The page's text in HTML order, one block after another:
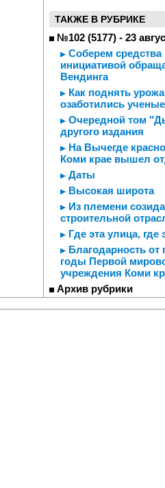
ТАКЖЕ В РУБРИКЕ
№102 (5177) - 23
Соберем
инициативой
Вендинга
Как поднять
озаботились
Очередной том
другого издания
На Вычегде
Коми крае вышел
Даты
Высокая широта
Из племени
строительной
Где эта улица, где
Благодарность от
годы Первой
учреждения Коми
Архив рубрики